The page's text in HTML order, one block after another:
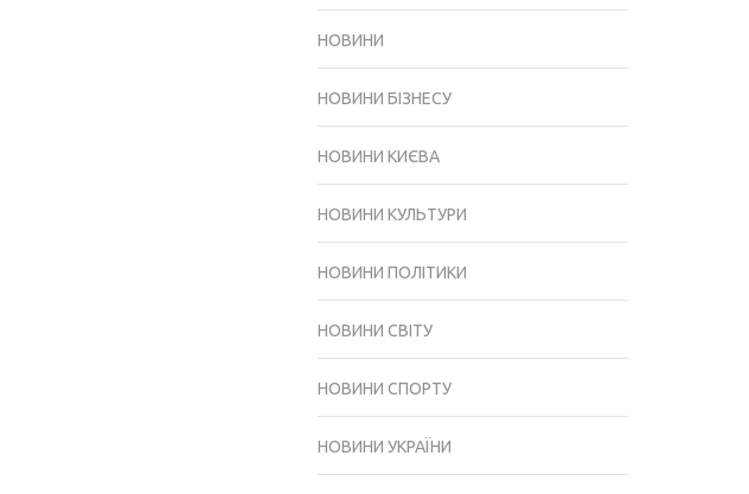
НОВИНИ
НОВИНИ БІЗНЕСУ
НОВИНИ КИЄВА
НОВИНИ КУЛЬТУРИ
НОВИНИ ПОЛІТИКИ
НОВИНИ СВІТУ
НОВИНИ СПОРТУ
НОВИНИ УКРАЇНИ